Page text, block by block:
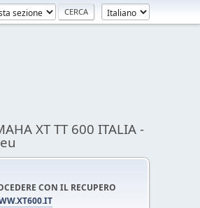
XT TT 600 ITALIA -
CON IL RECUPERO